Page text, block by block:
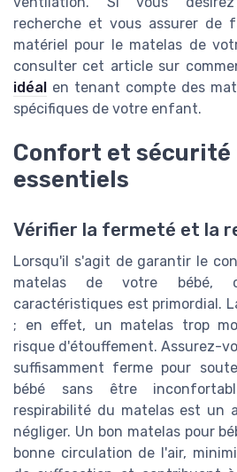
recherche et vous assurer de
matériel pour le matelas de
consulter cet article sur
idéal
en tenant compte des
spécifiques de votre enfant.
Confort et sécurité
essentiels
Vérifier la fermeté et la
Lorsqu'il s'agit de garantir le
matelas de votre bébé,
caractéristiques est primordial.
; en effet, un matelas trop
risque d'étouffement. Assurez-
suffisamment ferme pour
bébé sans être
respirabilité du matelas est un
négliger. Un bon matelas pour
bonne circulation de l'air,